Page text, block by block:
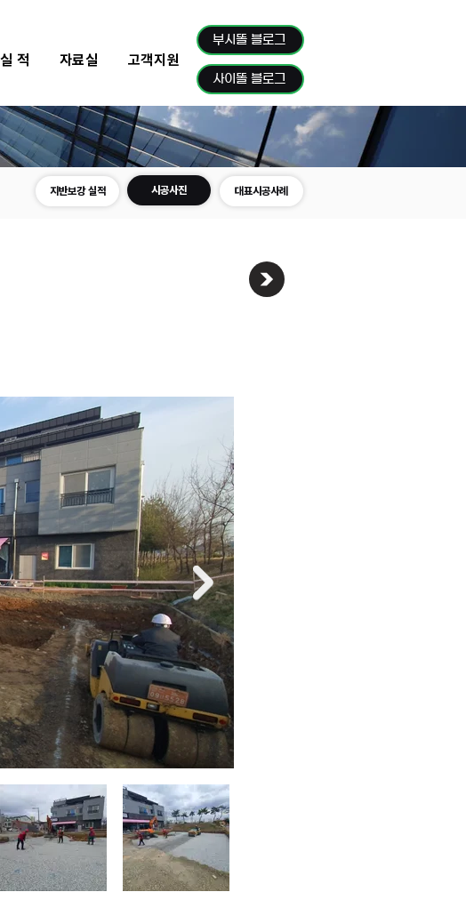
실 적 자료실 고객지원
부시똘 블로그
사이똘 블로그
지반보강 실적 시공사진 대표시공사례